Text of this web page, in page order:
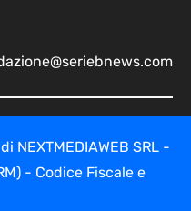
NEXTMEDIAWEB SRL -
- Codice Fiscale e